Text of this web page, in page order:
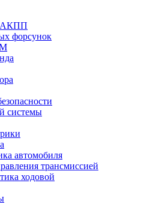
АКПП
форсунок
системы
автомобиля
трансмиссией
ходовой